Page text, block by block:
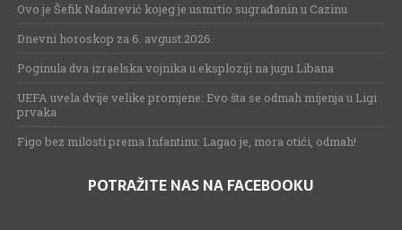
Ovo je Šefik Nadarević kojeg je usmrtio sugrađanin u Cazinu
Dnevni horoskop za 6. avgust.2026.
Poginula dva izraelska vojnika u eksploziji na jugu Libana
UEFA uvela dvije velike promjene: Evo šta se odmah mijenja u Ligi
prvaka
Figo bez milosti prema Infantinu: Lagao je, mora otići, odmah!
POTRAŽITE NAS NA FACEBOOKU